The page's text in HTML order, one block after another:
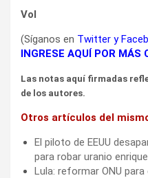
Vol
(Síganos en Twitter y
INGRESE AQUÍ POR MÁS
Las notas aquí firmadas
de los autores.
Otros artículos del
El piloto de EEUU
para robar uranio
Lula: reformar ONU para